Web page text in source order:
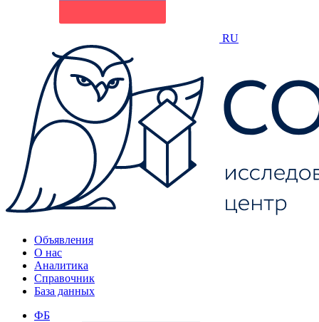
RU
Объявления
О нас
Аналитика
Справочник
База данных
ФБ